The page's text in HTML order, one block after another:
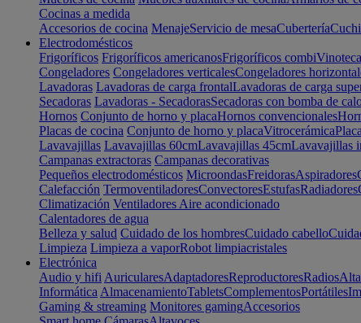
Cocinas a medida
Accesorios de cocina MenajeServicio de mesaCubertería
Electrodomésticos
Frigoríficos Frigoríficos americanosFrigoríficos combi
Congeladores Congeladores verticalesCongeladores
Lavadoras Lavadoras de carga frontalLavadoras de carga
Secadoras Lavadoras - SecadorasSecadoras con bomba de
Hornos Conjunto de horno y placaHornos convencionales
Placas de cocina Conjunto de horno y placaVitrocerámica
Lavavajillas Lavavajillas 60cmLavavajillas 45cmLavavajillas
Campanas extractoras Campanas decorativas
Pequeños electrodomésticos MicroondasFreidorasAspiradores
Calefacción TermoventiladoresConvectoresEstufasRadiadores
Climatización Ventiladores Aire acondicionado
Calentadores de agua
Belleza y salud Cuidado de los hombresCuidado cabello
Limpieza Limpieza a vaporRobot limpiacristales
Electrónica
Audio y hifi AuricularesAdaptadoresReproductoresRadios
Informática AlmacenamientoTabletsComplementosPortátiles
Gaming & streaming Monitores gamingAccesorios